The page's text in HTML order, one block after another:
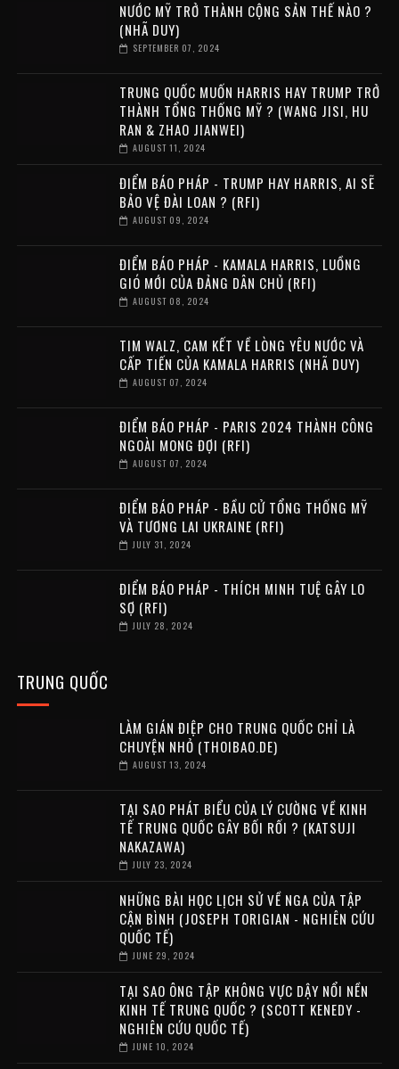
NƯỚC MỸ TRỞ THÀNH CỘNG SẢN THẾ NÀO ?
(NHÃ DUY)
SEPTEMBER 07, 2024
TRUNG QUỐC MUỐN HARRIS HAY TRUMP TRỞ
THÀNH TỔNG THỐNG MỸ ? (WANG JISI, HU
RAN & ZHAO JIANWEI)
AUGUST 11, 2024
ĐIỂM BÁO PHÁP - TRUMP HAY HARRIS, AI SẼ
BẢO VỆ ĐÀI LOAN ? (RFI)
AUGUST 09, 2024
ĐIỂM BÁO PHÁP - KAMALA HARRIS, LUỒNG
GIÓ MỚI CỦA ĐẢNG DÂN CHỦ (RFI)
AUGUST 08, 2024
TIM WALZ, CAM KẾT VỀ LÒNG YÊU NƯỚC VÀ
CẤP TIẾN CỦA KAMALA HARRIS (NHÃ DUY)
AUGUST 07, 2024
ĐIỂM BÁO PHÁP - PARIS 2024 THÀNH CÔNG
NGOÀI MONG ĐỢI (RFI)
AUGUST 07, 2024
ĐIỂM BÁO PHÁP - BẦU CỬ TỔNG THỐNG MỸ
VÀ TƯƠNG LAI UKRAINE (RFI)
JULY 31, 2024
ĐIỂM BÁO PHÁP - THÍCH MINH TUỆ GÂY LO
SỢ (RFI)
JULY 28, 2024
TRUNG QUỐC
LÀM GIÁN ĐIỆP CHO TRUNG QUỐC CHỈ LÀ
CHUYỆN NHỎ (THOIBAO.DE)
AUGUST 13, 2024
TẠI SAO PHÁT BIỂU CỦA LÝ CƯỜNG VỀ KINH
TẾ TRUNG QUỐC GÂY BỐI RỐI ? (KATSUJI
NAKAZAWA)
JULY 23, 2024
NHỮNG BÀI HỌC LỊCH SỬ VỀ NGA CỦA TẬP
CẬN BÌNH (JOSEPH TORIGIAN - NGHIÊN CỨU
QUỐC TẾ)
JUNE 29, 2024
TẠI SAO ÔNG TẬP KHÔNG VỰC DẬY NỔI NỀN
KINH TẾ TRUNG QUỐC ? (SCOTT KENEDY -
NGHIÊN CỨU QUỐC TẾ)
JUNE 10, 2024